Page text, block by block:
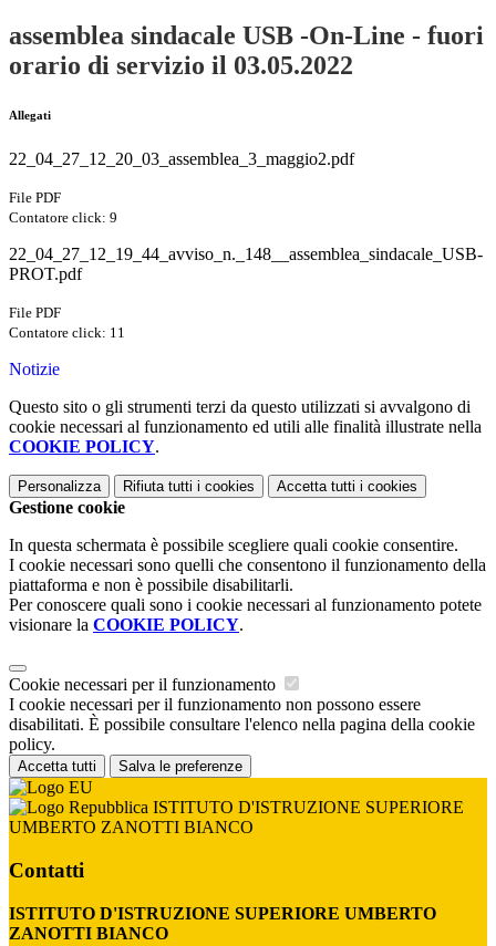
assemblea sindacale USB -On-Line - fuori
orario di servizio il 03.05.2022
Allegati
22_04_27_12_20_03_assemblea_3_maggio2.pdf
File PDF
Contatore click: 9
22_04_27_12_19_44_avviso_n._148__assemblea_sindacale_USB-
PROT.pdf
File PDF
Contatore click: 11
Notizie
Questo sito o gli strumenti terzi da questo utilizzati si avvalgono di
cookie necessari al funzionamento ed utili alle finalità illustrate nella
COOKIE POLICY.
Personalizza Rifiuta tutti i cookies Accetta tutti i cookies
Gestione cookie
In questa schermata è possibile scegliere quali cookie consentire.
I cookie necessari sono quelli che consentono il funzionamento della
piattaforma e non è possibile disabilitarli.
Per conoscere quali sono i cookie necessari al funzionamento potete
visionare la COOKIE POLICY.
Cookie necessari per il funzionamento
I cookie necessari per il funzionamento non possono essere
disabilitati. È possibile consultare l'elenco nella pagina della cookie
policy.
Accetta tutti Salva le preferenze
ISTITUTO D'ISTRUZIONE SUPERIORE
UMBERTO ZANOTTI BIANCO
Contatti
ISTITUTO D'ISTRUZIONE SUPERIORE UMBERTO
ZANOTTI BIANCO